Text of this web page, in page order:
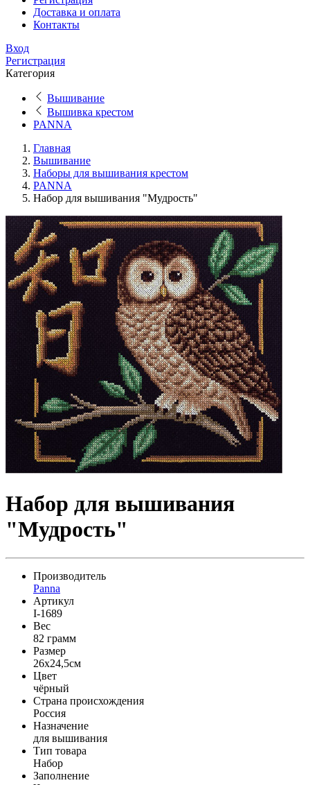
Доставка и оплата
Контакты
Вход
Регистрация
Категория
Вышивание
Вышивка крестом
PANNA
Главная
Вышивание
Наборы для вышивания крестом
PANNA
Набор для вышивания "Мудрость"
Набор для вышивания
"Мудрость"
Производитель
Panna
Артикул
I-1689
Вес
82 грамм
Размер
26x24,5см
Цвет
чёрный
Страна происхождения
Россия
Назначение
для вышивания
Тип товара
Набор
Заполнение